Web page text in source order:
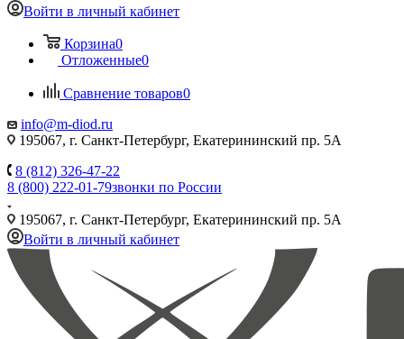
Войти в личный кабинет
Корзина0
Отложенные0
Сравнение товаров0
info@m-diod.ru
195067, г. Санкт-Петербург, Екатерининский пр. 5А
8 (812) 326-47-22
8 (800) 222-01-79звонки по России
195067, г. Санкт-Петербург, Екатерининский пр. 5А
Войти в личный кабинет